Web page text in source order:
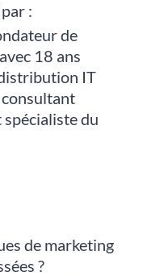
:
de
18 ans
IT
du
de marketing
?